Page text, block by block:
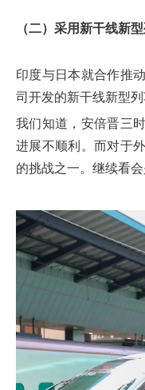
（二）采用新干线新
印度与日本就合作推
司开发的新干线新型列
我们知道，安倍晋三
进展不顺利。而对于
的挑战之一。继续看会